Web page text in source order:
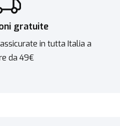
gratuite
in tutta Italia a
da 49€